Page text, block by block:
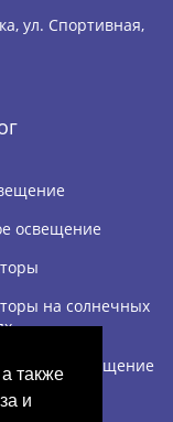
также
и
ул. Спортивная,
освещение
на солнечных
освещение
освещение